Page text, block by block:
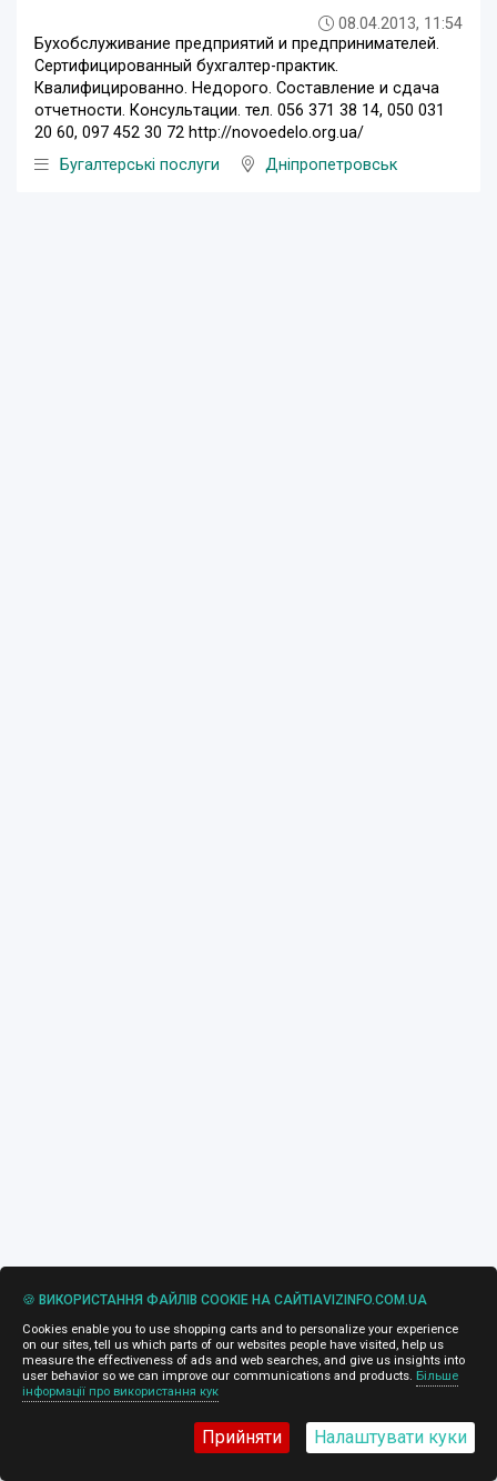
08.04.2013, 11:54
Бухобслуживание предприятий и предпринимателей.
Сертифицированный бухгалтер-практик.
Квалифицированно. Недорого. Составление и сдача
отчетности. Консультации. тел. 056 371 38 14, 050 031
20 60, 097 452 30 72 http://novoedelo.org.ua/
Бугалтерські послуги
Дніпропетровськ
🍪 ВИКОРИСТАННЯ ФАЙЛІВ COOKIE НА САЙТІAVIZINFO.COM.UA
Cookies enable you to use shopping carts and to personalize your experience
on our sites, tell us which parts of our websites people have visited, help us
measure the effectiveness of ads and web searches, and give us insights into
user behavior so we can improve our communications and products. Більше
інформації про використання кук
Прийняти Налаштувати куки